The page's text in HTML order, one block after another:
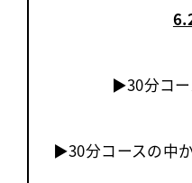
▶30分コ
▶30分コースの中